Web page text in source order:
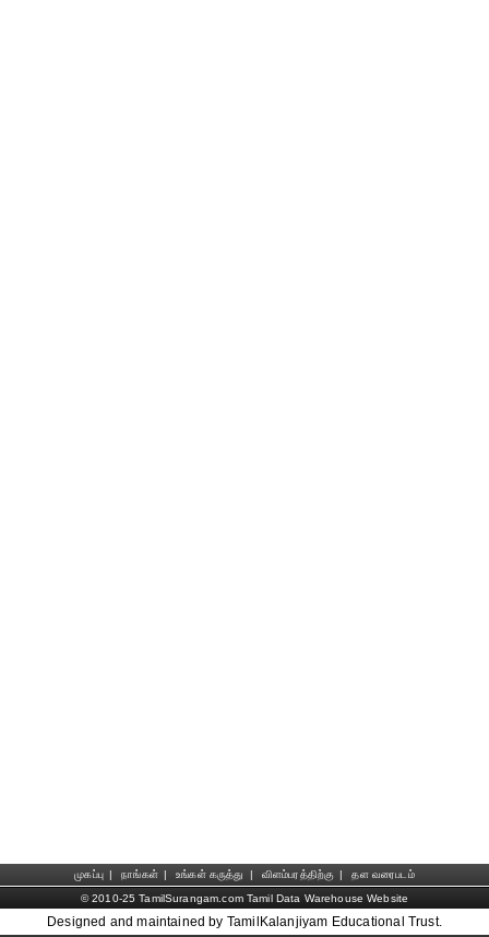
முகப்பு | நாங்கள் | உங்கள் கருத்து | விளம்பரத்திற்கு |
தள வரைபடம்
© 2010-25 TamilSurangam.com Tamil Data Warehouse Website
Designed and maintained by TamilKalanjiyam Educational Trust.